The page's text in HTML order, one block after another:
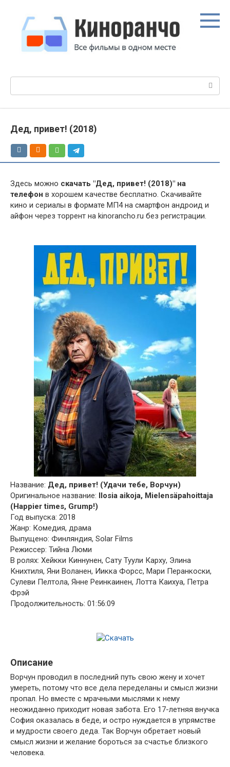
контенту
Дед, привет! (2018)
Здесь можно скачать "Дед, привет! (2018)" на
телефон в хорошем качестве бесплатно. Скачивайте
кино и сериалы в формате МП4 на смартфон андроид и
айфон через торрент на kinorancho.ru без регистрации.
Название: Дед, привет! (Удачи тебе, Ворчун)
Оригинальное название: Ilosia aikoja, Mielensäpahoittaja
(Happier times, Grump!)
Год выпуска: 2018
Жанр: Комедия, драма
Выпущено: Финляндия, Solar Films
Режиссер: Тийна Люми
В ролях: Хейкки Киннунен, Сату Туули Карху, Элина
Книхтиля, Яни Воланен, Иикка Форсс, Мари Перанкоски,
Сулеви Пелтола, Янне Реинкаинен, Лотта Каихуа, Петра
Фрэй
Продолжительность: 01:56:09
Описание
Ворчун проводил в последний путь свою жену и хочет
умереть, потому что все дела переделаны и смысл жизни
пропал. Но вместе с мрачными мыслями к нему
неожиданно приходит новая забота. Его 17-летняя внучка
София оказалась в беде, и остро нуждается в упрямстве
и мудрости своего деда. Так Ворчун обретает новый
смысл жизни и желание бороться за счастье близкого
человека.